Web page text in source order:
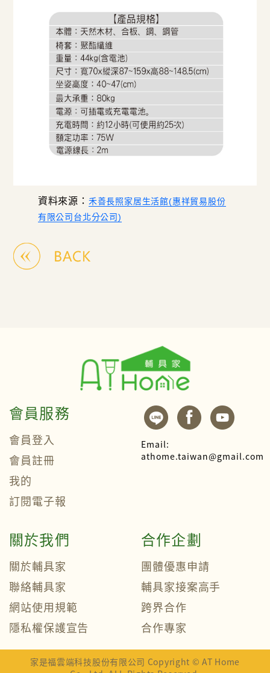
資料來源： 禾善長照家居生活館(惠祥貿易股份
有限公司台北分公司)
會員服務
會員登入
會員註冊
我的
訂閱電子報
Email:
athome.taiwan@gmail.com
關於我們
關於輔具家
聯絡輔具家
網站使用規範
隱私權保護宣告
合作企劃
團體優惠申請
輔具家接案高手
跨界合作
合作專家
家是福雲端科技股份有限公司 Copyright © AT Home